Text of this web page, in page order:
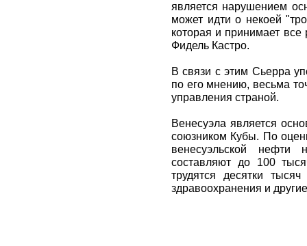
является нарушением
может идти о некоей
которая и принимает
Фидель Кастро.
В связи с этим Сьерра
по его мнению, весьма
управления страной.
Венесуэла является
союзником Кубы. По
венесуэльской нефти
составляют до 100
трудятся десятки
здравоохранения и